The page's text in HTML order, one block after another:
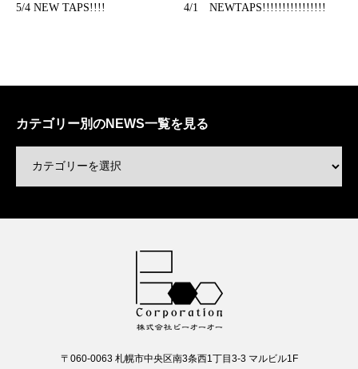
5/4 NEW TAPS!!!! 4/1 NEWTAPS!!!!!!!!!!!!!!!!
カテゴリー別のNEWS一覧を見る
〒060-0063 札幌市中央区南3条西1丁目3-3 マルビル1F